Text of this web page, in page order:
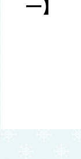
一】